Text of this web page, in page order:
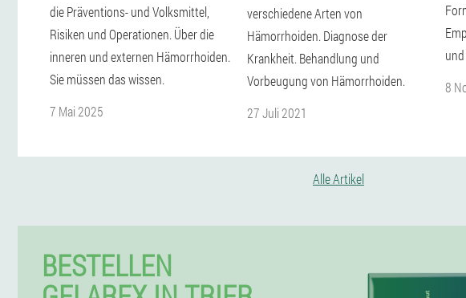
die Präventions- und Volksmittel,
Risiken und Operationen. Über die
inneren und externen Hämorrhoiden.
Sie müssen das wissen.
7 Mai 2025
verschiedene Arten von
Hämorrhoiden. Diagnose der
Krankheit. Behandlung und
Vorbeugung von Hämorrhoiden.
27 Juli 2021
8
Alle Artikel
BESTELLEN